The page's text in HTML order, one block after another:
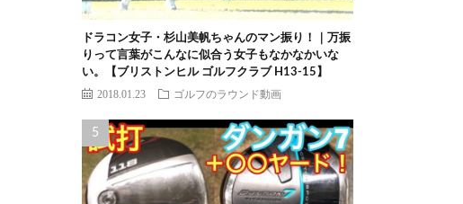
ドラコン女子・杉山美帆ちゃんのマン振り！｜万振
りって言葉がこんなに似合う女子もなかなかいな
い。【ブリストンヒル ゴルフクラブ H13-15】
2018.01.23 ゴルフのラウンド動画